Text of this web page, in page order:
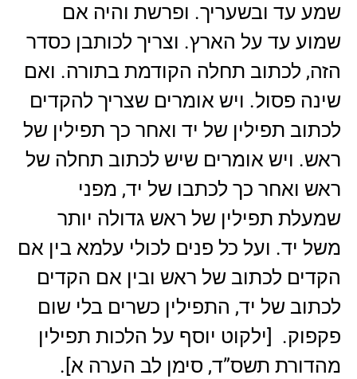
שמע עד ובשעריך. ופרשת והיה אם
שמוע עד על הארץ. וצריך לכותבן כסדר
הזה, לכתוב תחלה הקודמת בתורה. ואם
שינה פסול. ויש אומרים שצריך להקדים
לכתוב תפילין של יד ואחר כך תפילין של
ראש. ויש אומרים שיש לכתוב תחלה של
ראש ואחר כך לכתבו של יד, מפני
שמעלת תפילין של ראש גדולה יותר
משל יד. ועל כל פנים לכולי עלמא בין אם
הקדים לכתוב של ראש ובין אם הקדים
לכתוב של יד, התפילין כשרים בלי שום
פקפוק. [ילקוט יוסף על הלכות תפילין
מהדורת תשס”ד, סימן לב הערה א].